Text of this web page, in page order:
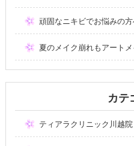
頑固なニキビでお悩みの
夏のメイク崩れもアート
カテ
ティアラクリニック川越院